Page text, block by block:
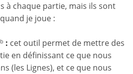
à chaque partie, mais ils sont
je joue :
: cet outil permet de mettre des
en définissant ce que nous
(les Lignes), et ce que nous